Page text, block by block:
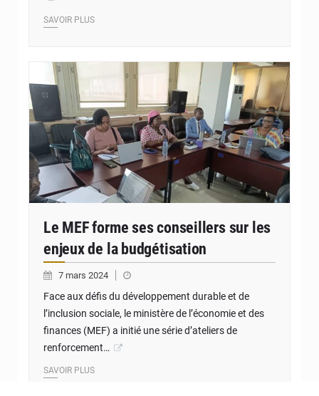
SAVOIR PLUS
Le MEF forme ses conseillers sur les
enjeux de la budgétisation
7 mars 2024
Face aux défis du développement durable et de
l’inclusion sociale, le ministère de l’économie et des
finances (MEF) a initié une série d’ateliers de
renforcement…
SAVOIR PLUS